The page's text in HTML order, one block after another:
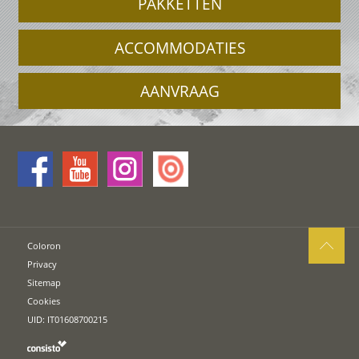
PAKKETTEN
ACCOMMODATIES
AANVRAAG
Coloron
Privacy
Sitemap
Cookies
UID: IT01608700215